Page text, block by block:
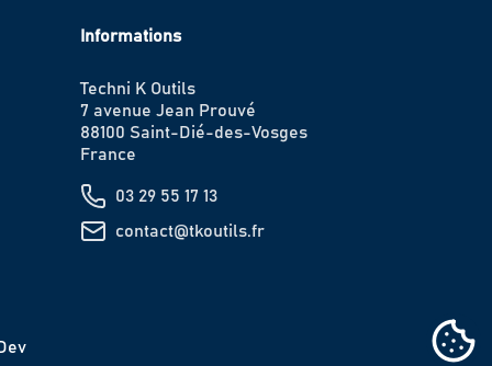
Informations
Techni K Outils
7 avenue Jean Prouvé
88100 Saint-Dié-des-Vosges
France
03 29 55 17 13
contact@tkoutils.fr